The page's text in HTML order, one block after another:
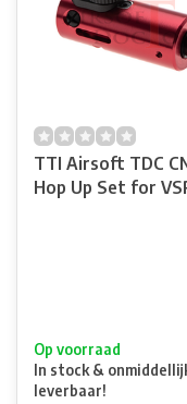
TTI Airsoft TDC
Hop Up Set for
Op voorraad
In stock &
leverbaar!